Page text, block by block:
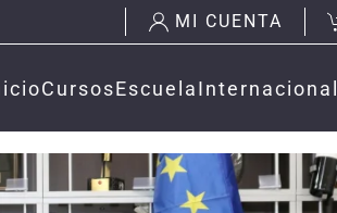
MI CUENTA
CursosEscuelaInternacional